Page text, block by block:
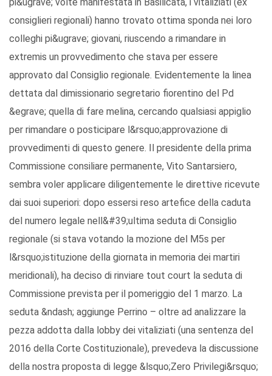
pi&ugrave; volte manifestata in Basilicata, i vitaliziati (ex
consiglieri regionali) hanno trovato ottima sponda nei loro
colleghi pi&ugrave; giovani, riuscendo a rimandare in
extremis un provvedimento che stava per essere
approvato dal Consiglio regionale. Evidentemente la linea
dettata dal dimissionario segretario fiorentino del Pd
&egrave; quella di fare melina, cercando qualsiasi appiglio
per rimandare o posticipare l&rsquo;approvazione di
provvedimenti di questo genere. Il presidente della prima
Commissione consiliare permanente, Vito Santarsiero,
sembra voler applicare diligentemente le direttive ricevute
dai suoi superiori: dopo essersi reso artefice della caduta
del numero legale nell&#39;ultima seduta di Consiglio
regionale (si stava votando la mozione del M5s per
l&rsquo;istituzione della giornata in memoria dei martiri
meridionali), ha deciso di rinviare tout court la seduta di
Commissione prevista per il pomeriggio del 1 marzo. La
seduta &ndash; aggiunge Perrino – oltre ad analizzare la
pezza addotta dalla lobby dei vitaliziati (una sentenza del
2016 della Corte Costituzionale), prevedeva la discussione
della nostra proposta di legge &lsquo;Zero Privilegi&rsquo;